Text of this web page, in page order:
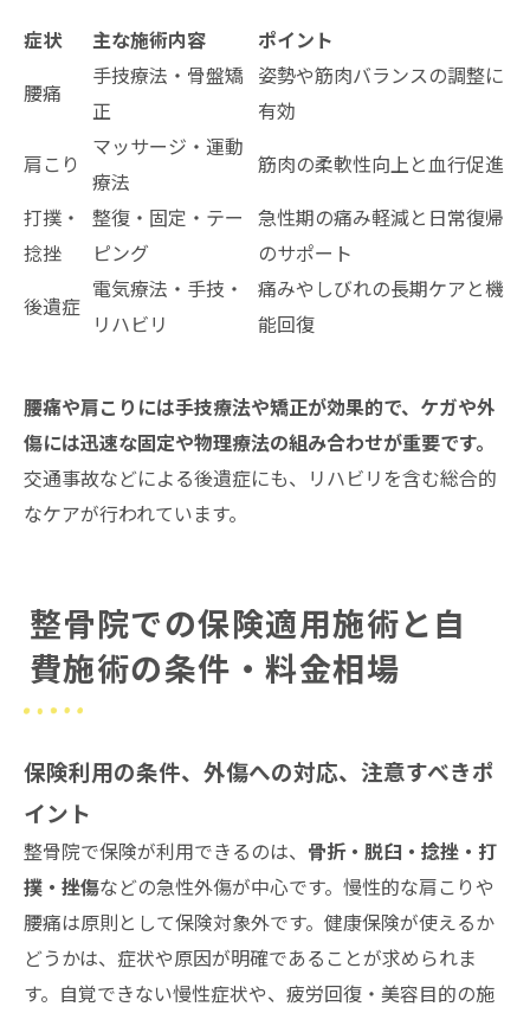
症状 主な施術内容
ポイント
腰痛
手技療法・骨盤矯
正
姿勢や筋肉バランスの調整に
有効
肩こり
マッサージ・運動
療法
筋肉の柔軟性向上と血行促進
打撲・
捻挫
整復・固定・テー
ピング
急性期の痛み軽減と日常復帰
のサポート
後遺症
電気療法・手技・
リハビリ
痛みやしびれの長期ケアと機
能回復
腰痛や肩こりには手技療法や矯正が効果的で、ケガや外
傷には迅速な固定や物理療法の組み合わせが重要です。
交通事故などによる後遺症にも、リハビリを含む総合的
なケアが行われています。
整骨院での保険適用施術と自
費施術の条件・料金相場
保険利用の条件、外傷への対応、注意すべきポ
イント
整骨院で保険が利用できるのは、 骨折・脱臼・捻挫・打
撲・挫傷などの急性外傷が中心です。慢性的な肩こりや
腰痛は原則として保険対象外です。健康保険が使えるか
どうかは、症状や原因が明確であることが求められま
す。自覚できない慢性症状や、疲労回復・美容目的の施